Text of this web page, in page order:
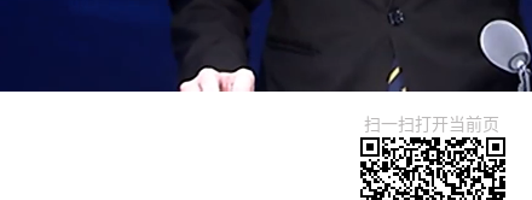
扫一扫打开当前页